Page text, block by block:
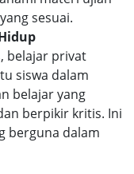
sesuai.
belajar privat
siswa dalam
belajar yang
berpikir kritis. Ini
berguna dalam